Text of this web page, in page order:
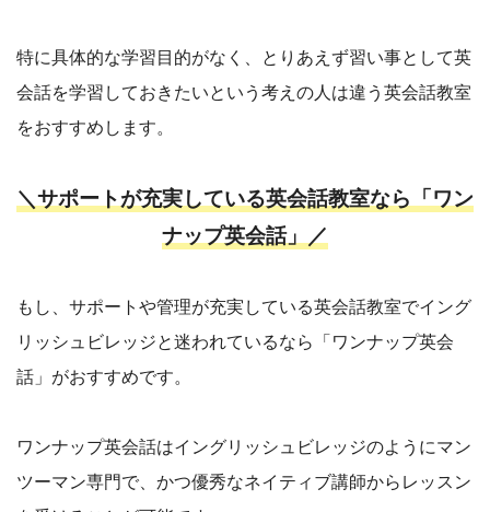
特に具体的な学習目的がなく、とりあえず習い事として英
会話を学習しておきたいという考えの人は違う英会話教室
をおすすめします。
＼サポートが充実している英会話教室なら「ワン
ナップ英会話」／
もし、サポートや管理が充実している英会話教室でイング
リッシュビレッジと迷われているなら「ワンナップ英会
話」がおすすめです。
ワンナップ英会話はイングリッシュビレッジのようにマン
ツーマン専門で、かつ優秀なネイティブ講師からレッスン